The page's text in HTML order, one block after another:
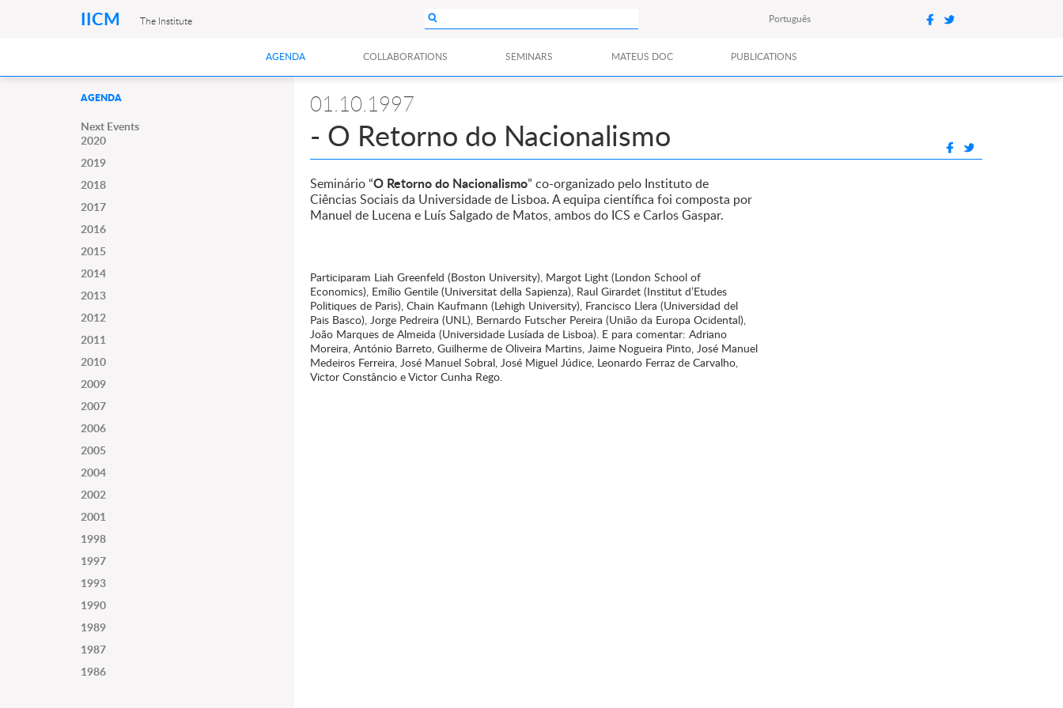
IICM The Institute Português
AGENDA COLLABORATIONS SEMINARS MATEUS DOC PUBLICATIONS
01.10.1997
- O Retorno do Nacionalismo
Seminário “O Retorno do Nacionalismo” co-organizado pelo Instituto de
Ciências Sociais da Universidade de Lisboa. A equipa científica foi composta por
Manuel de Lucena e Luís Salgado de Matos, ambos do ICS e Carlos Gaspar.
Participaram Liah Greenfeld (Boston University), Margot Light (London School of
Economics), Emílio Gentile (Universitat della Sapienza), Raul Girardet (Institut d’Etudes
Politiques de Paris), Chain Kaufmann (Lehigh University), Francisco Llera (Universidad del
Pais Basco), Jorge Pedreira (UNL), Bernardo Futscher Pereira (União da Europa Ocidental),
João Marques de Almeida (Universidade Lusíada de Lisboa). E para comentar: Adriano
Moreira, António Barreto, Guilherme de Oliveira Martins, Jaime Nogueira Pinto, José Manuel
Medeiros Ferreira, José Manuel Sobral, José Miguel Júdice, Leonardo Ferraz de Carvalho,
Victor Constâncio e Victor Cunha Rego.
AGENDA
Next Events
2020
2019
2018
2017
2016
2015
2014
2013
2012
2011
2010
2009
2007
2006
2005
2004
2002
2001
1998
1997
1993
1990
1989
1987
1986